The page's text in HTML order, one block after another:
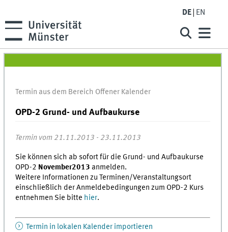
DE EN
Termin aus dem Bereich Offener Kalender
OPD-2 Grund- und Aufbaukurse
Termin vom 21.11.2013 - 23.11.2013
Sie können sich ab sofort für die Grund- und Aufbaukurse
OPD-2 November2013 anmelden.
Weitere Informationen zu Terminen/Veranstaltungsort
einschließlich der Anmeldebedingungen zum OPD-2 Kurs
entnehmen Sie bitte hier.
Termin in lokalen Kalender importieren